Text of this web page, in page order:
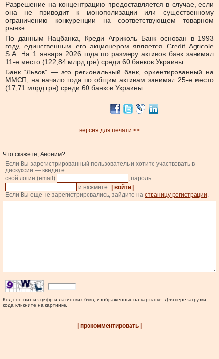
Разрешение на концентрацию предоставляется в случае, если
она не приводит к монополизации или существенному
ограничению конкуренции на соответствующем товарном
рынке.
По данным Нацбанка, Креди Агриколь Банк основан в 1993
году, единственным его акционером является Credit Agricole
S.A. На 1 января 2026 года по размеру активов банк занимал
11-е место (122,84 млрд грн) среди 60 банков Украины.
Банк “Львов” — это региональный банк, ориентированный на
ММСП, на начало года по общим активам занимал 25-е место
(17,71 млрд грн) среди 60 банков Украины.
версия для печати >>
Что скажете, Аноним?
Если Вы зарегистрированный пользователь и хотите участвовать в
дискуссии — введите
свой логин (email)
, пароль
и нажмите
| войти |
.
Если Вы еще не зарегистрировались, зайдите на страницу регистрации.
Код состоит из цифр и латинских букв, изображенных на картинке. Для перезагрузки
кода кликните на картинке.
| прокомментировать |